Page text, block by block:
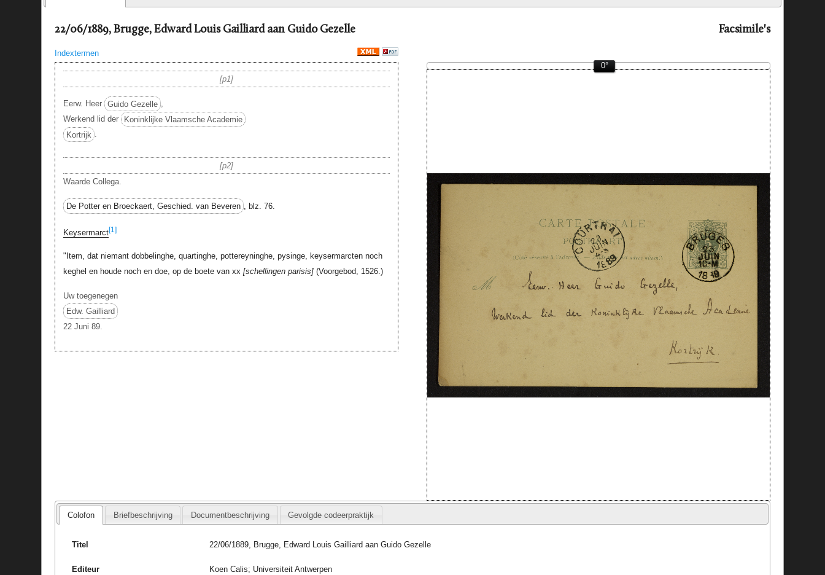
22/06/1889, Brugge, Edward Louis Gailliard aan Guido Gezelle
Indextermen
Facsimile's
p1
Eerw. Heer Guido Gezelle ,
Werkend lid der
Koninklijke Vlaamsche Academie
Kortrijk .
p2
Waarde Collega.
De Potter en Broeckaert, Geschied. van Beveren , blz. 76.
Keysermarct[1]
"Item, dat niemant dobbelinghe, quartinghe, pottereyninghe, pysinge, keysermarcten noch
keghel en houde noch en doe, op de boete van xx schellingen parisis (Voorgebod, 1526.)
Uw toegenegen
Edw. Gailliard
22 Juni 89.
0°
Colofon Briefbeschrijving Documentbeschrijving Gevolgde codeerpraktijk
Titel 22/06/1889, Brugge, Edward Louis Gailliard aan Guido Gezelle
Editeur Koen Calis; Universiteit Antwerpen